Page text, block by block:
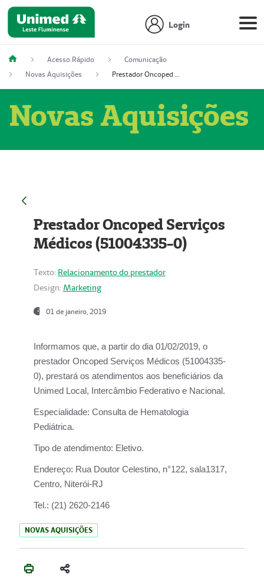
Login
Acesso Rápido
Comunicação
Novas Aquisições
Prestador Oncoped Serviços Médicos (51004335-0)
Novas Aquisições
Prestador Oncoped Serviços
Médicos (51004335-0)
Texto: Relacionamento do prestador
Design: Marketing
01 de janeiro, 2019
Informamos que, a partir do dia 01/02/2019, o
prestador Oncoped Serviços Médicos (51004335-
0), prestará os atendimentos aos beneficiários da
Unimed Local, Intercâmbio Federativo e Nacional.
Especialidade: Consulta de Hematologia
Pediátrica.
Tipo de atendimento: Eletivo.
Endereço: Rua Doutor Celestino, n°122, sala1317,
Centro, Niterói-RJ
Tel.: (21) 2620-2146
NOVAS AQUISIÇÕES